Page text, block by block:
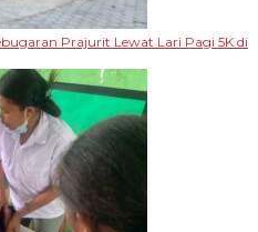
Prajurit Lewat Lari Pagi 5K di